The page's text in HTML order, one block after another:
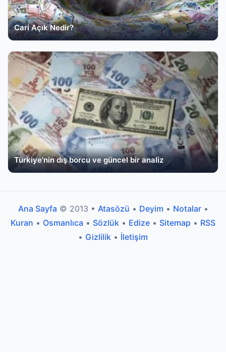
Cari Açık Nedir?
Türkiye'nin dış borcu ve güncel bir analiz
Ana Sayfa © 2013 • Atasözü • Deyim • Notalar•
Kuran • Osmanlıca • Sözlük • Edize • Sitemap • RSS
• Gizlilik • İletişim